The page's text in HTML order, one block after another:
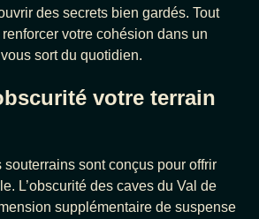
des secrets bien gardés. Tout
votre cohésion dans un
sort du quotidien.
votre terrain
souterrains sont conçus pour offrir
L’obscurité des caves du Val de
supplémentaire de suspense